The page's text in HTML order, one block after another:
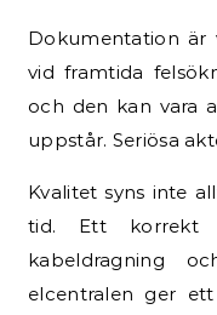
Dokumentation är
vid framtida
och den kan vara
uppstår. Seriösa
Kvalitet syns inte
tid. Ett korrekt
kabeldragning
elcentralen ger